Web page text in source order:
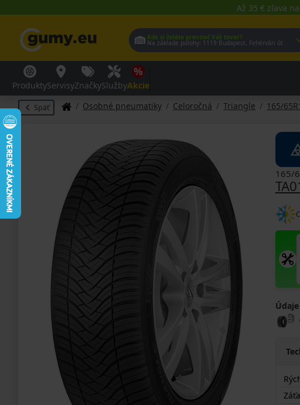
Až 35 € zľava
Kde si želáte prevziať Váš tovar?
Na základe polohy: 1119 Budapest, Fehérvári út
ProduktyServisyZnačkySlužbyAkcie
Späť Osobné pneumatiky Celoročná Triangle 165/
165/